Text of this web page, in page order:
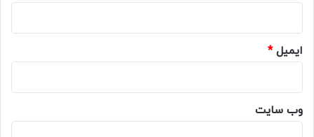
ایمیل*
وب‌ سایت